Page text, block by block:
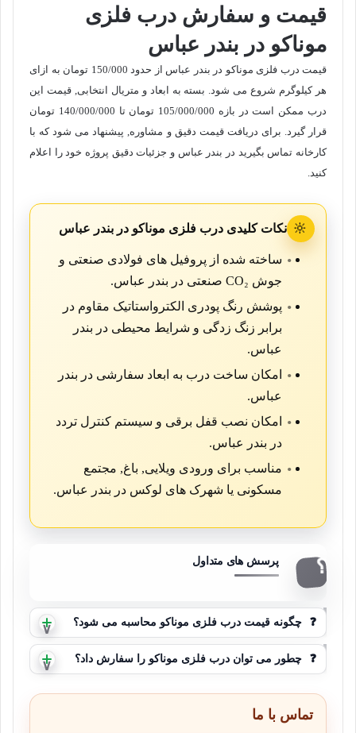
قیمت و سفارش درب فلزی
موناکو در بندر عباس
قیمت درب فلزی موناکو در بندر عباس از حدود 150/000 تومان به ازای
هر کیلوگرم شروع می شود. بسته به ابعاد و متریال انتخابی, قیمت این
درب ممکن است در بازه 105/000/000 تومان تا 140/000/000 تومان
قرار گیرد. برای دریافت قیمت دقیق و مشاوره, پیشنهاد می شود که با
کارخانه تماس بگیرید در بندر عباس و جزئیات دقیق پروژه خود را اعلام
کنید.
🔆 نکات کلیدی درب فلزی موناکو در بندر عباس
ساخته شده از پروفیل های فولادی صنعتی و
جوش CO₂ صنعتی در بندر عباس.
پوشش رنگ پودری الکترواستاتیک مقاوم در
برابر زنگ زدگی و شرایط محیطی در بندر
عباس.
امکان ساخت درب به ابعاد سفارشی در بندر
عباس.
امکان نصب قفل برقی و سیستم کنترل تردد
در بندر عباس.
مناسب برای ورودی ویلایی, باغ, مجتمع
مسکونی یا شهرک های لوکس در بندر عباس.
❓ چگونه قیمت درب فلزی موناکو محاسبه می شود؟
❓ چطور می توان درب فلزی موناکو را سفارش داد؟
تماس با ما